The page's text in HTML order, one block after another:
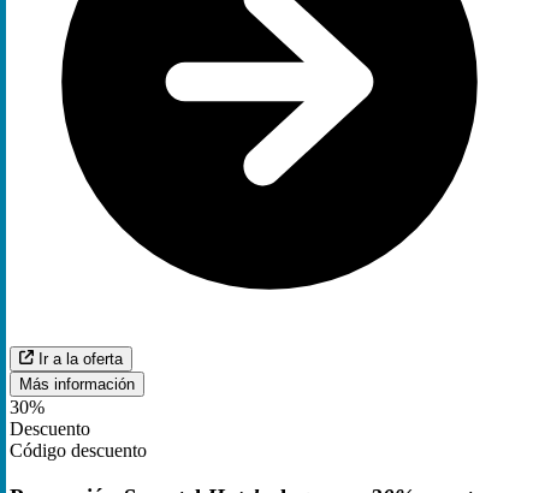
Ir a la oferta
Más información
30%
Descuento
Código descuento